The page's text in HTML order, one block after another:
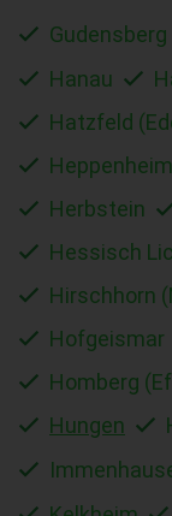
Gudensberg
Hanau
Hatzfeld
Herbstein
Hessisch
Hirschhorn
Hofgeismar
Homberg
Hungen